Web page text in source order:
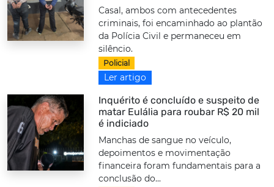
Casal, ambos com antecedentes
criminais, foi encaminhado ao plantão
da Polícia Civil e permaneceu em
silêncio.
Policial
Ler artigo
Inquérito é concluído e suspeito de
matar Eulália para roubar R$ 20 mil
é indiciado
Manchas de sangue no veículo,
depoimentos e movimentação
financeira foram fundamentais para a
conclusão do...